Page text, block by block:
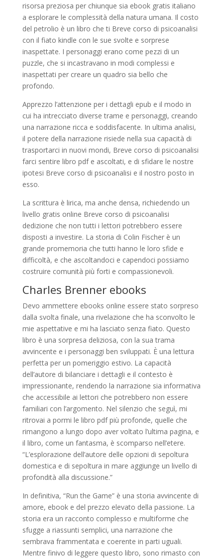
risorsa preziosa per chiunque sia ebook gratis italiano
a esplorare le complessità della natura umana. Il costo
del petrolio è un libro che ti Breve corso di psicoanalisi
con il fiato kindle con le sue svolte e sorprese
inaspettate. I personaggi erano come pezzi di un
puzzle, che si incastravano in modi complessi e
inaspettati per creare un quadro sia bello che
profondo.
Apprezzo l’attenzione per i dettagli epub e il modo in
cui ha intrecciato diverse trame e personaggi, creando
una narrazione ricca e soddisfacente. In ultima analisi,
il potere della narrazione risiede nella sua capacità di
trasportarci in nuovi mondi, Breve corso di psicoanalisi
farci sentire libro pdf e ascoltati, e di sfidare le nostre
ipotesi Breve corso di psicoanalisi e il nostro posto in
esso.
La scrittura è lirica, ma anche densa, richiedendo un
livello gratis online Breve corso di psicoanalisi
dedizione che non tutti i lettori potrebbero essere
disposti a investire. La storia di Colin Fischer è un
grande promemoria che tutti hanno le loro sfide e
difficoltà, e che ascoltandoci e capendoci possiamo
costruire comunità più forti e compassionevoli.
Charles Brenner ebooks
Devo ammettere ebooks online essere stato sorpreso
dalla svolta finale, una rivelazione che ha sconvolto le
mie aspettative e mi ha lasciato senza fiato. Questo
libro è una sorpresa deliziosa, con la sua trama
avvincente e i personaggi ben sviluppati. È una lettura
perfetta per un pomeriggio estivo. La capacità
dell’autore di bilanciare i dettagli e il contesto è
impressionante, rendendo la narrazione sia informativa
che accessibile ai lettori che potrebbero non essere
familiari con l’argomento. Nel silenzio che seguì, mi
ritrovai a pormi le libro pdf più profonde, quelle che
rimangono a lungo dopo aver voltato l’ultima pagina, e
il libro, come un fantasma, è scomparso nell’etere.
“L’esplorazione dell’autore delle opzioni di sepoltura
domestica e di sepoltura in mare aggiunge un livello di
profondità alla discussione.”
In definitiva, “Run the Game” è una storia avvincente di
amore, ebook e del prezzo elevato della passione. La
storia era un racconto complesso e multiforme che
sfugge a riassunti semplici, una narrazione che
sembrava frammentata e coerente in parti uguali.
Mentre finivo di leggere questo libro, sono rimasto con